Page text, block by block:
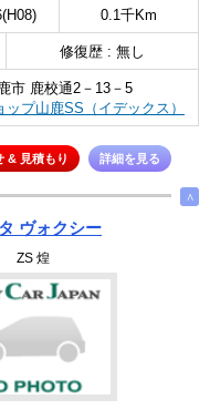
0.1千Km
修復歴 : 無し
市 鹿校通2－13－5
ップ山鹿SS（イデックス）
& 見積もり 詳細を見る
∧
ヴォクシー
ZS 煌